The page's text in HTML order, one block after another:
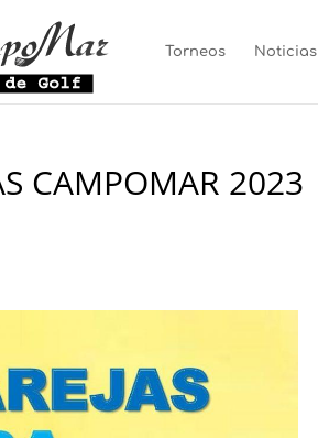
Torneos Noticias
CAMPOMAR 2023